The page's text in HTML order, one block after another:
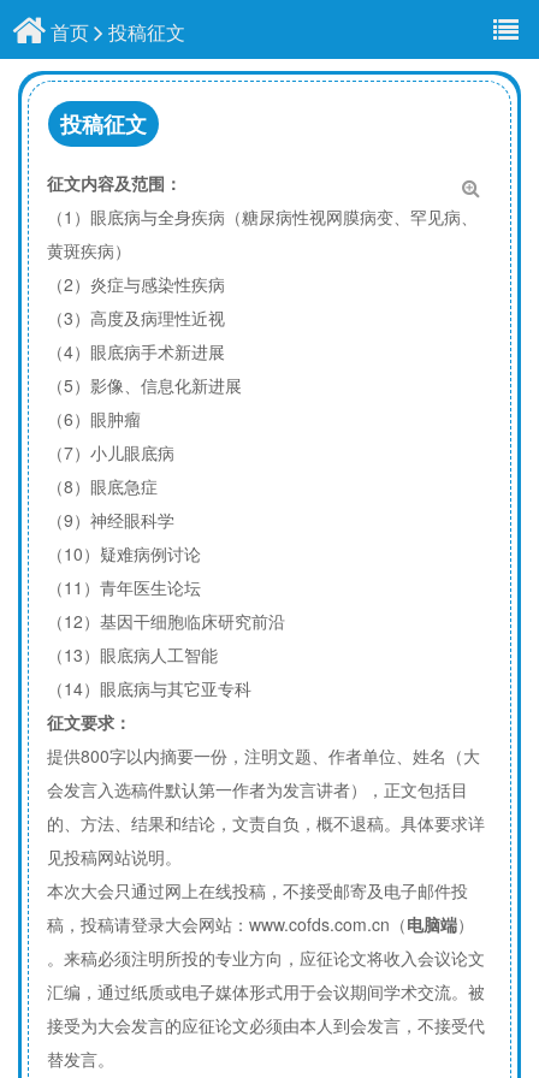
首页 投稿征文
投稿征文
征文内容及范围：
（1）眼底病与全身疾病（糖尿病性视网膜病变、罕见病、
黄斑疾病）
（2）炎症与感染性疾病
（3）高度及病理性近视
（4）眼底病手术新进展
（5）影像、信息化新进展
（6）眼肿瘤
（7）小儿眼底病
（8）眼底急症
（9）神经眼科学
（10）疑难病例讨论
（11）青年医生论坛
（12）基因干细胞临床研究前沿
（13）眼底病人工智能
（14）眼底病与其它亚专科
征文要求：
提供800字以内摘要一份，注明文题、作者单位、姓名（大
会发言入选稿件默认第一作者为发言讲者），正文包括目
的、方法、结果和结论，文责自负，概不退稿。具体要求详
见投稿网站说明。
本次大会只通过网上在线投稿，不接受邮寄及电子邮件投
稿，投稿请登录大会网站：www.cofds.com.cn（电脑端）
。来稿必须注明所投的专业方向，应征论文将收入会议论文
汇编，通过纸质或电子媒体形式用于会议期间学术交流。被
接受为大会发言的应征论文必须由本人到会发言，不接受代
替发言。